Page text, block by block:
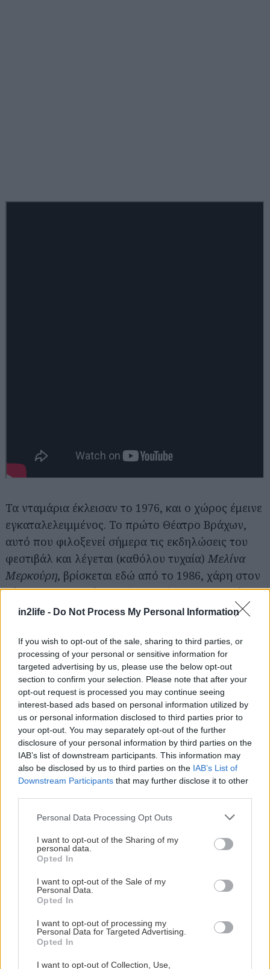
in2life - Do Not Process My Personal Information
If you wish to opt-out of the sale, sharing to third parties, or
processing of your personal or sensitive information for
targeted advertising by us, please use the below opt-out
section to confirm your selection. Please note that after your
opt-out request is processed you may continue seeing
interest-based ads based on personal information utilized by
us or personal information disclosed to third parties prior to
your opt-out. You may separately opt-out of the further
disclosure of your personal information by third parties on the
IAB’s list of downstream participants. This information may
also be disclosed by us to third parties on the IAB’s List of
Downstream Participants that may further disclose it to other
Please note that this website/app uses one or more Google
not limited to your visit or usage behaviour. You may click to
grant or deny consent to Google and its third-party tags to
use your data for below specified purposes in below Google
consent section.
Personal Data Processing Opt Outs
I want to opt-out of the Sharing of my
personal data.
Opted In
I want to opt-out of the Sale of my
Personal Data.
Opted In
I want to opt-out of processing my
Personal Data for Targeted Advertising.
Opted In
I want to opt-out of Collection, Use,
Τα νταμάρια έκλεισαν το 1976, και ο χώρος έμεινε
εγκαταλελειμμένος. Το πρώτο Θέατρο Βράχων,
αυτό που φιλοξενεί σήμερα τις εκδηλώσεις του
φεστιβάλ και λέγεται (καθόλου τυχαία) Μελίνα
Μερκούρη, βρίσκεται εδώ από το 1986, χάρη στον
δήμαρχο ΥμηττούΑνδρέα Λεντάκη, και την τότε
υπουργό πολιτισμού και καλή του φίλη, Μελίνα
προστέθηκε και ένα μικρότερο, αυτό που σήμερα
λέμεΆννα Συνοδινού, με πρωτοβουλία του Θάνου
Μικρούτσικου, που ανέλαβε τη σκυτάλη στο
υπουργείο πολιτισμού.
Οι Γιορτές των Βράχων, πρόδρομος του
σημερινού φεστιβάλ, οργανώνονταν εδώ από τον
Μίνω Βολανάκη ήδη από τις αρχές της δεκαετίας
του ’80, όταν τα δύο θέατρα ήταν ακόμα όνειρο, ο
χώρος εγκαταλελειμμένα νταμάρια, και οι
συμμετέχοντες… καταληψίες που διεκδικούσαν
Και επειδή η Ιστορία δεν κάνει τίποτα άλλο παρά
κύκλους, οι καταληψίες τελικά δικαιώθηκαν, όπως
και οι σημερινοί τους διάδοχοι που αντιστάθηκαν
για να βλέπουμε κάθε καλοκαίρι παραστάσεις και
συναυλίες στη σκιά των βράχων για πολλά, πολλά
χρόνια ακόμα. Πέρνα μια βόλτα να πεις
Αναζήτηση
για...